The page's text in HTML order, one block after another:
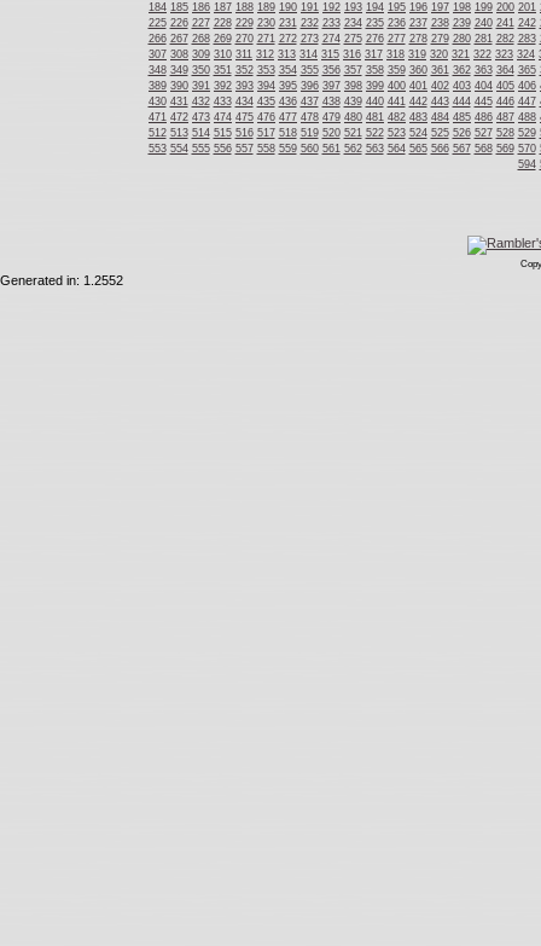
184 185 186 187 188 189 190 191 192 193 194 195 196 197 198 199 200 201
225 226 227 228 229 230 231 232 233 234 235 236 237 238 239 240 241 242
266 267 268 269 270 271 272 273 274 275 276 277 278 279 280 281 282 283
307 308 309 310 311 312 313 314 315 316 317 318 319 320 321 322 323 324
348 349 350 351 352 353 354 355 356 357 358 359 360 361 362 363 364 365
389 390 391 392 393 394 395 396 397 398 399 400 401 402 403 404 405 406
430 431 432 433 434 435 436 437 438 439 440 441 442 443 444 445 446 447
471 472 473 474 475 476 477 478 479 480 481 482 483 484 485 486 487 488
512 513 514 515 516 517 518 519 520 521 522 523 524 525 526 527 528 529
553 554 555 556 557 558 559 560 561 562 563 564 565 566 567 568 569 570
594
Generated in: 1.2552